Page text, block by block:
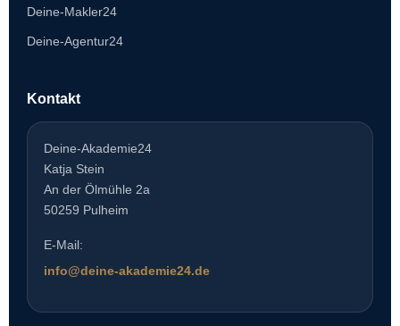
Deine-Makler24
Deine-Agentur24
Kontakt
Deine-Akademie24
Katja Stein
An der Ölmühle 2a
50259 Pulheim
E-Mail:
info@deine-akademie24.de